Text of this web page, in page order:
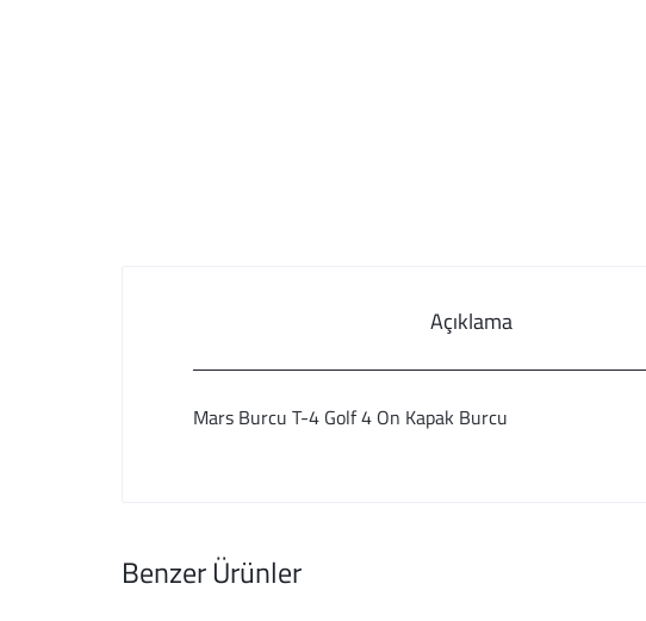
Açıklama
Mars Burcu T-4 Golf 4 On Kapak Burcu
Benzer Ürünler